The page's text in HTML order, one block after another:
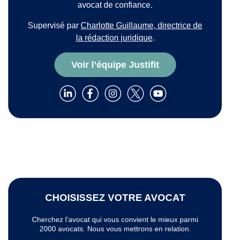
avocat de confiance.
Supervisé par Charlotte Guillaume, directrice de
la rédaction juridique.
Voir l’équipe Justifit
CHOISISSEZ VOTRE AVOCAT
Cherchez l’avocat qui vous convient le mieux parmi
2000 avocats. Nous vous mettrons en relation.